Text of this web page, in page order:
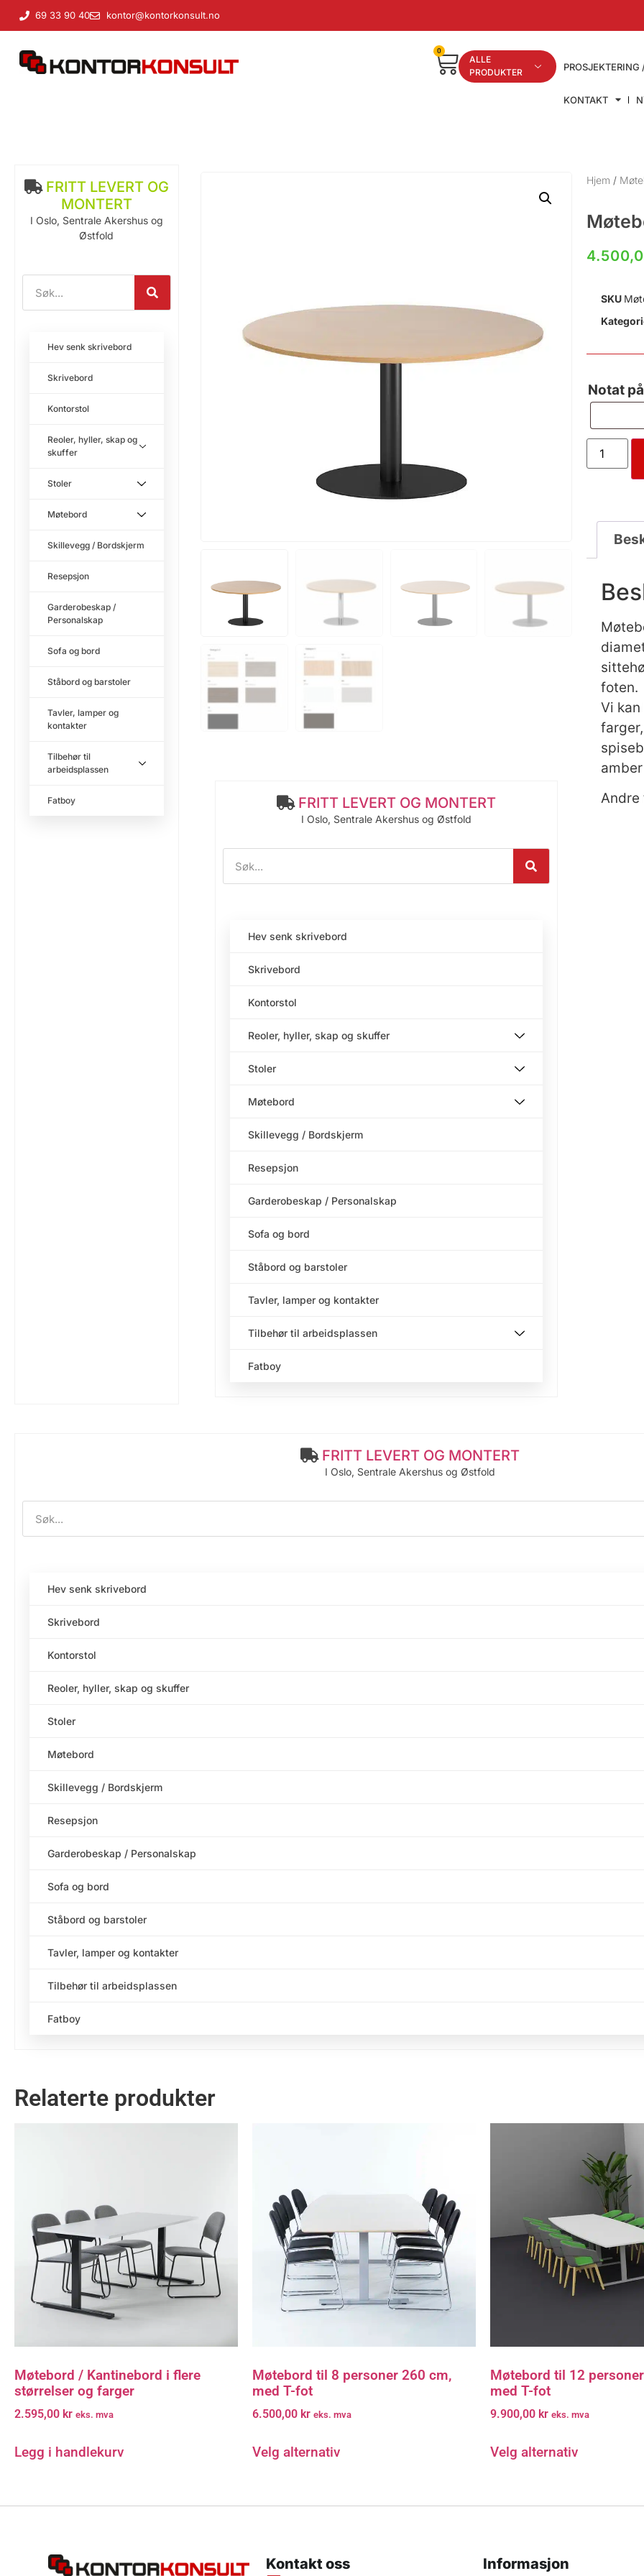
69 33 90 40 kontor@kontorkonsult.no
ALLE
PRODUKTER
PROSJEKTERING
KONTAKT
0
FRITT LEVERT OG
MONTERT
I Oslo, Sentrale Akershus og
Østfold
Hev senk skrivebord
Skrivebord
Kontorstol
Reoler, hyller, skap og
skuffer
Stoler
Møtebord
Skillevegg / Bordskjerm
Resepsjon
Garderobeskap /
Personalskap
Sofa og bord
Ståbord og barstoler
Tavler, lamper og
kontakter
Tilbehør til
arbeidsplassen
Fatboy FRITT LEVERT OG MONTERT
I Oslo, Sentrale Akershus og Østfold
Hev senk skrivebord
Skrivebord
Kontorstol
Reoler, hyller, skap og skuffer
Stoler
Møtebord
Skillevegg / Bordskjerm
Resepsjon
Garderobeskap / Personalskap
Sofa og bord
Ståbord og barstoler
Tavler, lamper og kontakter
Tilbehør til arbeidsplassen
Fatboy
Hjem /
SKU
Notat
foten.
Vi
Andre
FRITT LEVERT OG MONTERT
I Oslo, Sentrale Akershus og Østfold
Hev senk skrivebord
Skrivebord
Kontorstol
Reoler, hyller, skap og skuffer
Stoler
Møtebord
Skillevegg / Bordskjerm
Resepsjon
Garderobeskap / Personalskap
Sofa og bord
Ståbord og barstoler
Tavler, lamper og kontakter
Tilbehør til arbeidsplassen
Fatboy
Relaterte produkter
Møtebord / Kantinebord i flere
størrelser og farger
2.595,00 kr eks. mva
Legg i handlekurv
Møtebord til 8 personer 260 cm,
med T-fot
6.500,00 kr eks. mva
Velg alternativ
Møtebord til 12
med T-fot
9.900,00 kr eks. mva
Velg alternativ
Kontakt oss Informasjon